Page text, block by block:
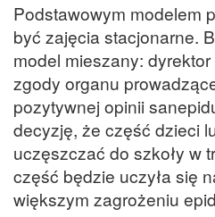
Podstawowym modelem
być zajęcia stacjonarne.
model mieszany:
zgody organu
pozytywnej opinii
decyzję, że część dzieci
uczęszczać do szkoły w
część będzie uczyła się
większym zagrożeniu